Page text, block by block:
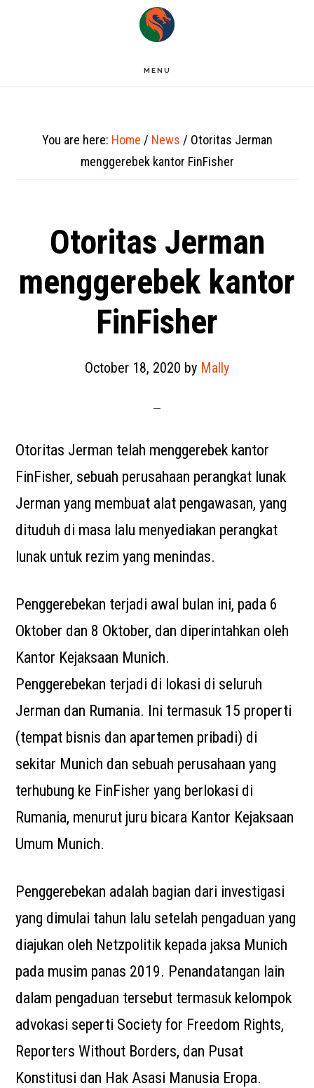
MENU
You are here: Home / News / Otoritas Jerman
menggerebek kantor FinFisher
Otoritas Jerman
menggerebek kantor
FinFisher
October 18, 2020 by Mally
Otoritas Jerman telah menggerebek kantor
FinFisher, sebuah perusahaan perangkat lunak
Jerman yang membuat alat pengawasan, yang
dituduh di masa lalu menyediakan perangkat
lunak untuk rezim yang menindas.
Penggerebekan terjadi awal bulan ini, pada 6
Oktober dan 8 Oktober, dan diperintahkan oleh
Kantor Kejaksaan Munich.
Penggerebekan terjadi di lokasi di seluruh
Jerman dan Rumania. Ini termasuk 15 properti
(tempat bisnis dan apartemen pribadi) di
sekitar Munich dan sebuah perusahaan yang
terhubung ke FinFisher yang berlokasi di
Rumania, menurut juru bicara Kantor Kejaksaan
Umum Munich.
Penggerebekan adalah bagian dari investigasi
yang dimulai tahun lalu setelah pengaduan yang
diajukan oleh Netzpolitik kepada jaksa Munich
pada musim panas 2019. Penandatangan lain
dalam pengaduan tersebut termasuk kelompok
advokasi seperti Society for Freedom Rights,
Reporters Without Borders, dan Pusat
Konstitusi dan Hak Asasi Manusia Eropa.